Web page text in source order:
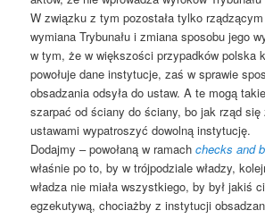
W związku z tym pozostała tylko
wymiana Trybunału i zmiana sposobu jego
w tym, że w większości przypadków polska
powołuje dane instytucje, zaś w sprawie
obsadzania odsyła do ustaw. A te mogą
szarpać od ściany do ściany, bo jak rząd
ustawami wypatroszyć dowolną instytucję.
Dodajmy – powołaną w ramachchecks and
właśnie po to, by w trójpodziale władzy,
władza nie miała wszystkiego, by był jakiś
egzekutywą, chociażby z instytucji